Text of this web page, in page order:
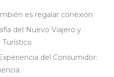
es regalar conexión
del Nuevo Viajero y
del Consumidor: